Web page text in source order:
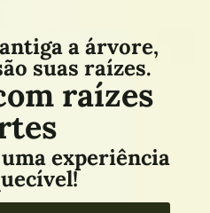
a árvore,
suas raízes.
raízes
experiência